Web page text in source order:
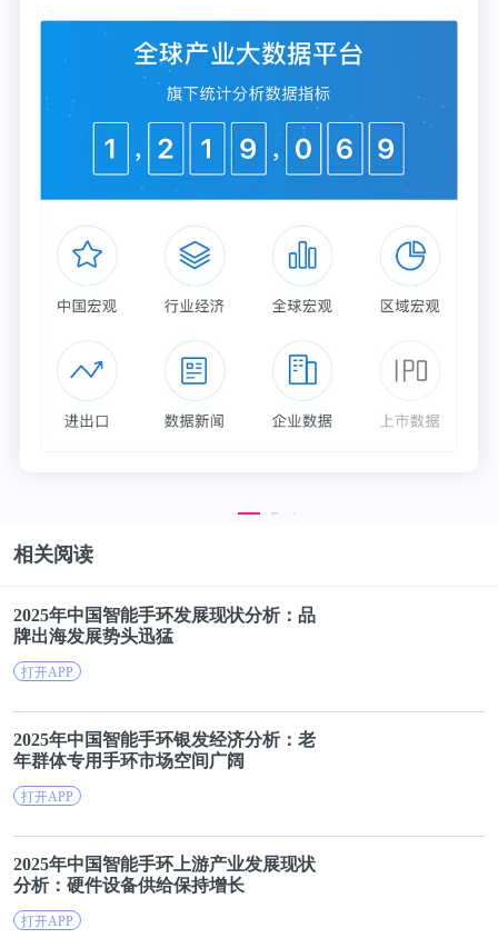
技术指标可以硬刚国际大牌，只是拿到了市场准入的
通行证，但产品价值最终还是要体现在用户价值上。
按照测算，磁悬浮离心机至少比传统离心机节能
30%，成本优势显而易见，但更多差异化取决于不同
从能效值cop来说，磁悬浮离心机达到6.0已经相当出
色，美的采用自主研发的高性能稀土永磁电机加上家
族传承的水平对置叶轮结构，以及自主研发的微通道
冷媒散热矢量变频器，可以将COP提高到6.85，高出
欧美品牌4%。
三种技术路线，日本的低温超导，中国的高温超导，
德国的电磁力，马斯克还有时速1000公里的真空高铁
磁悬浮已经成为一种能够直接或间接带动大量相关产
业的底层创新。
2000年，美国工程院联手30多家专业工程学会，评选
出20项对人类社会影响最大的工程技术，空调制冷排
名第10，前9名分别是电力、汽车、飞机、自来水、
相关阅读
2025年中国智能手环发展现状分析：品
牌出海发展势头迅猛
打开APP
2025年中国智能手环银发经济分析：老
年群体专用手环市场空间广阔
打开APP
2025年中国智能手环 上游产业发展现状
分析：硬件设备供给保持增长
打开APP